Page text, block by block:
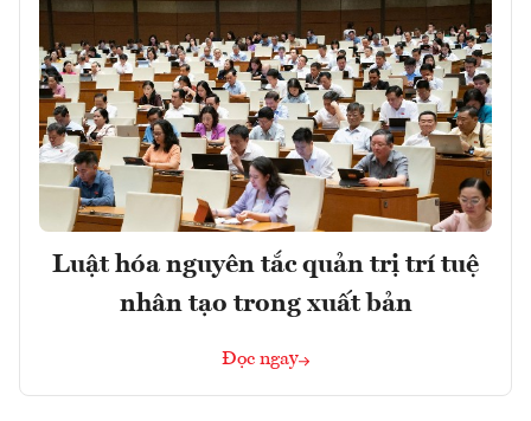
Luật hóa nguyên tắc quản trị trí tuệ
nhân tạo trong xuất bản
Đọc ngay